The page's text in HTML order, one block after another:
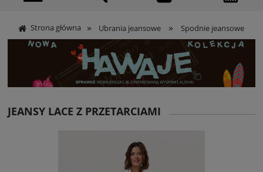
Strona główna » Ubrania jeansowe » Spodnie jeansowe
JEANSY LACE Z PRZETARCIAMI